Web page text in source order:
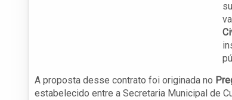
A proposta desse contrato foi originada no
estabelecido entre a Secretaria Municipal de